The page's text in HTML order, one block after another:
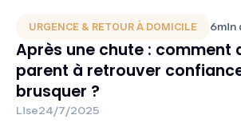
URGENCE & RETOUR À DOMICILE 6min
Après une chute : comment
parent à retrouver
brusquer ?
Lise24/7/2025